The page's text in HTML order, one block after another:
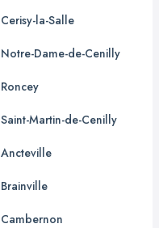
Cerisy-la-Salle
Notre-Dame-de-Cenilly
Roncey
Saint-Martin-de-Cenilly
Ancteville
Brainville
Cambernon